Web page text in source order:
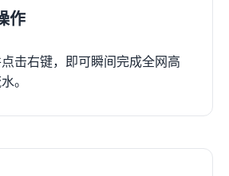
作
击右键，即可瞬间完成全网高
。